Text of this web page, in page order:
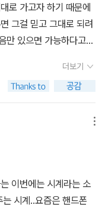
로 가고자 하기 때문에
그걸 믿고 그대로 되려
만 있으면 가능하다고
람들이 미래를 보는 카
일을 한다. 하지만 현
. 미래는 굳이 보지않더
아닐까? 난 그렇게 생
미래를 철저한 통계에
한 통계에 의해 이루어
산드라는 미래를 통게
. 뭐 강신무같은거????
더보기
이번에는 시계라는 소
시계..요즘은 핸드폰